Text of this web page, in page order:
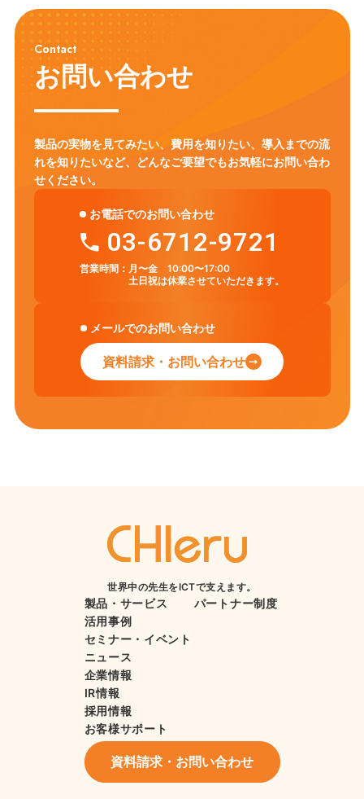
Contact
お問い合わせ
製品の実物を見てみたい、費用を知りたい、導入までの流
れを知りたいなど、
どんなご要望でもお気軽にお問い合わ
せください。
お電話でのお問い合わせ
03-6712-9721
営業時間： 月〜金 10:00〜17:00
土日祝は休業させていただきます。
メールでのお問い合わせ
資料請求・お問い合わせ
世界中の先生をICTで支えます。
製品・サービス
活用事例
セミナー・イベント
ニュース
企業情報
IR情報
採用情報
お客様サポート
パートナー制度
資料請求・お問い合わせ